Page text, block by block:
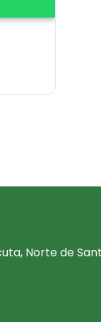
Norte de